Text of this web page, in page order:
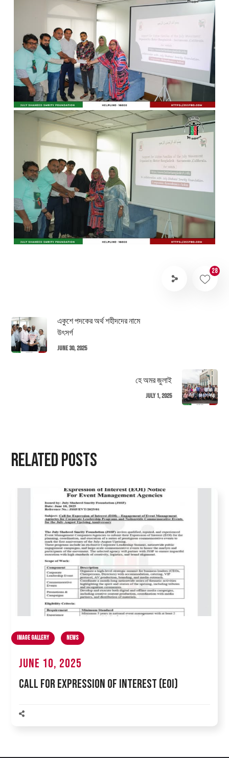
28
একুশে পদকের অর্থ শহীদদের নামে
উৎসর্গ
June 30, 2025
হে অমর জুলাই
July 1, 2025
Related Posts
Image Gallery News
June 10, 2025
CALL FOR EXPRESSION OF INTEREST (EOI)